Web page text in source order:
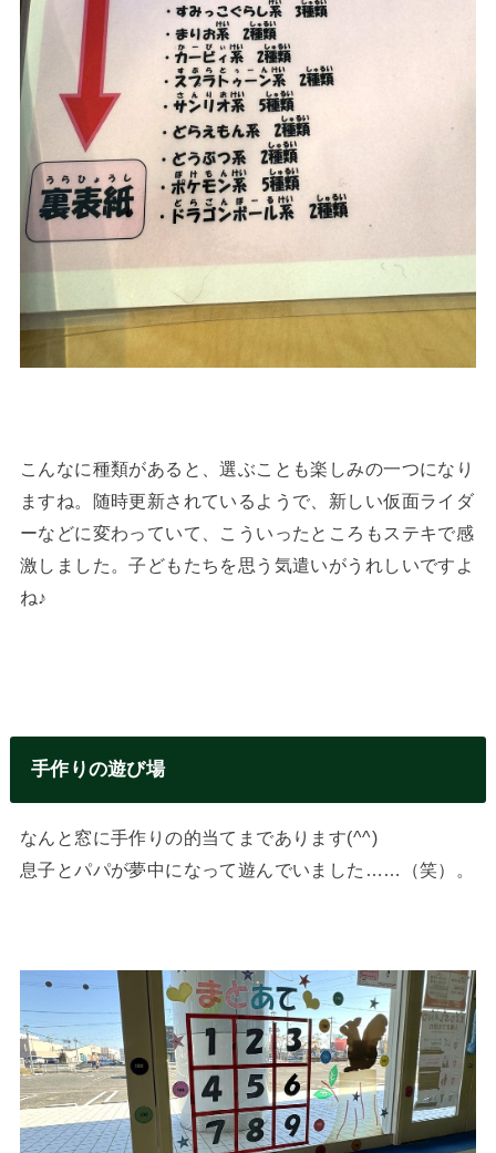
こんなに種類があると、選ぶことも楽しみの一つになり
ますね。随時更新されているようで、新しい仮面ライダ
ーなどに変わっていて、こういったところもステキで感
激しました。子どもたちを思う気遣いがうれしいですよ
ね♪
手作りの遊び場
なんと窓に手作りの的当てまであります(^^)
息子とパパが夢中になって遊んでいました……（笑）。